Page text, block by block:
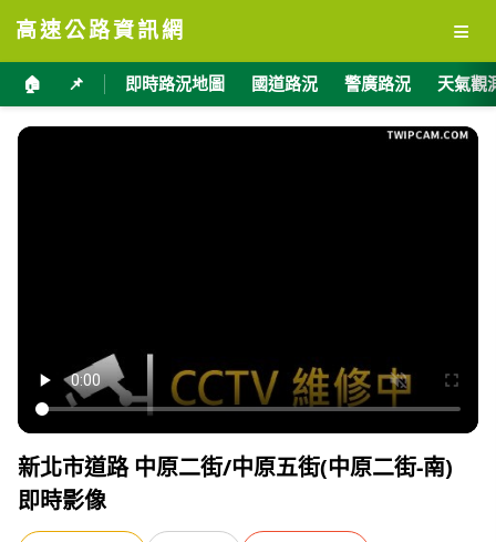
高速公路資訊網 ≡
🏠 📌 即時路況地圖 國道路況 警廣路況 天氣觀
新北市道路 中原二街/中原五街(中原二街-南)
即時影像